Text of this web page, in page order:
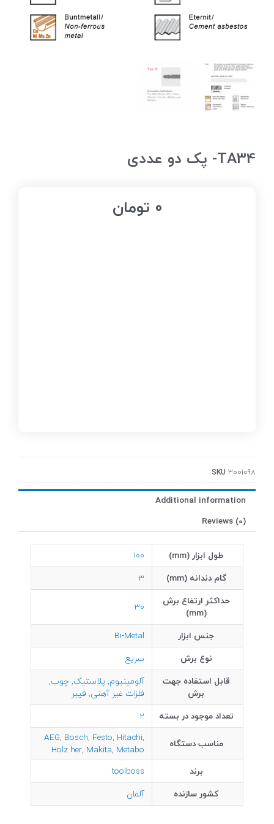
0 تومان
TA34- پک دو عددی
SKU 3001098
Additional information
Reviews (0)
طول ابزار (mm)
100
گام دندانه (mm)
3
حداکثر ارتفاع برش
(mm)
30
جنس ابزار
Bi-Metal
نوع برش
سریع
قابل استفاده جهت
برش
آلومینیوم, پلاستیک,چوب,
فلزات غیر آهنی,فیبر
تعداد موجود در بسته
2
مناسب دستگاه
AEG, Bosch, Festo, Hitachi,
Holz her, Makita, Metabo
برند
toolboss
کشور سازنده
آلمان